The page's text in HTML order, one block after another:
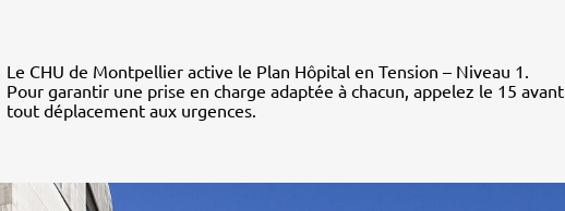
Le CHU de Montpellier active le Plan Hôpital en Tension – Niveau 1.
Pour garantir une prise en charge adaptée à chacun, appelez le 15 avant
tout déplacement aux urgences.